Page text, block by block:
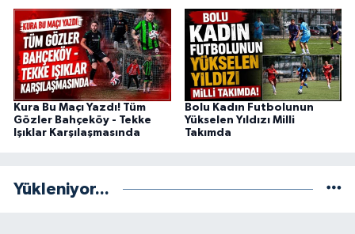
Kura Bu Maçı Yazdı! Tüm
Gözler Bahçeköy - Tekke
Işıklar Karşılaşmasında
Bolu Kadın Futbolunun
Yükselen Yıldızı Milli
Takımda
Yükleniyor...